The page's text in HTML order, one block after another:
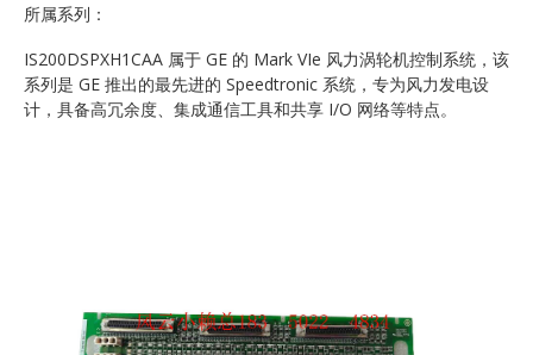
所属系列：
IS200DSPXH1CAA 属于 GE 的 Mark VIe 风力涡轮机控制系统，该
系列是 GE 推出的最先进的 Speedtronic 系统，专为风力发电设
计，具备高冗余度、集成通信工具和共享 I/O 网络等特点。